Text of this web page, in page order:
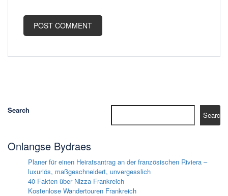
Search
Search
Onlangse Bydraes
Planer für einen Heiratsantrag an der französischen Riviera –
luxuriös, maßgeschneidert, unvergesslich
40 Fakten über Nizza Frankreich
Kostenlose Wandertouren Frankreich